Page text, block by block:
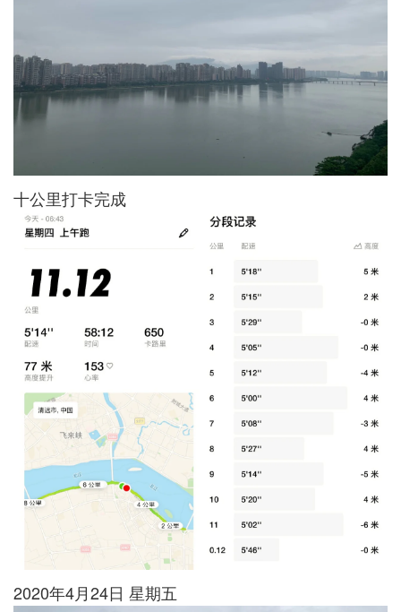
十公里打卡完成
2020年4月24日 星期五